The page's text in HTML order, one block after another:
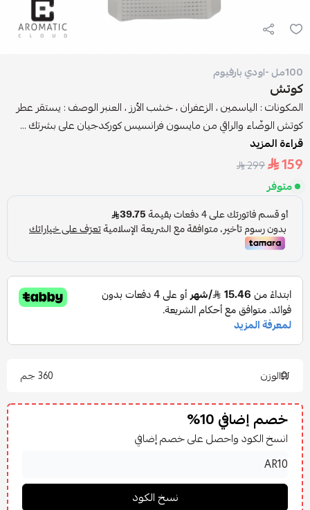
100مل -اودي بارفيوم
كوتش
المكونات : الياسمين ، الزعفران ، خشب الأرز ، العنبر الوصف : يستقر عطر
كوتش الوضّاء والراقي من مايسون فرانسيس كوركدجيان على بشرتك ...
قراءة المزيد
159
299
متوفر
الوزن 360 جم
خصم إضافي 10%
انسخ الكود واحصل على خصم إضافي